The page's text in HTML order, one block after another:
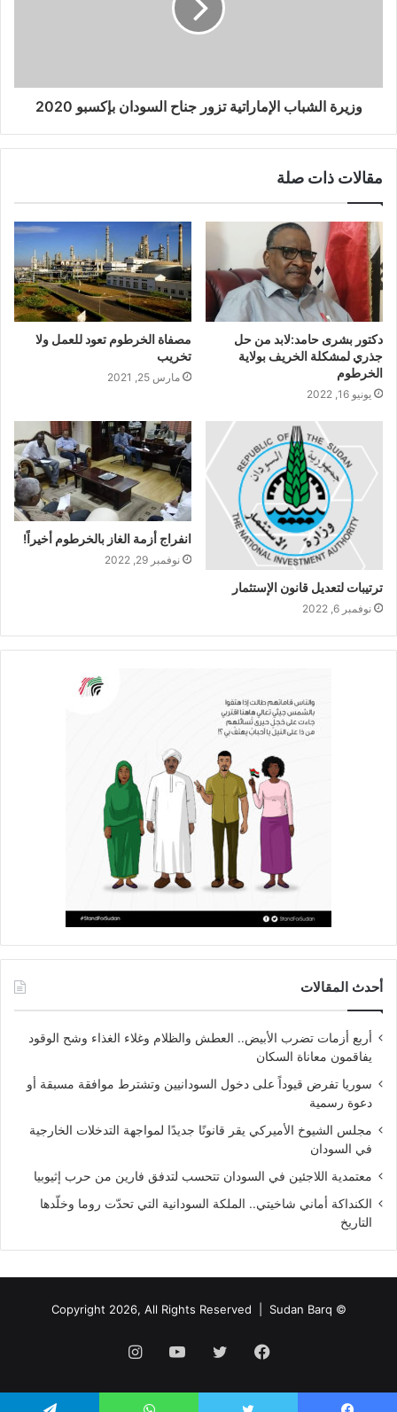
وزيرة الشباب الإماراتية تزور جناح السودان بإكسبو 2020
مقالات ذات صلة
دكتور بشرى حامد:لابد من حل
جذري لمشكلة الخريف بولاية
الخرطوم
يونيو 16, 2022
مصفاة الخرطوم تعود للعمل ولا
تخريب
مارس 25, 2021
ترتيبات لتعديل قانون الإستثمار
نوفمبر 6, 2022
انفراج أزمة الغاز بالخرطوم أخيراً!
نوفمبر 29, 2022
أحدث المقالات
أربع أزمات تضرب الأبيض.. العطش والظلام وغلاء الغذاء وشح الوقود
يفاقمون معاناة السكان
سوريا تفرض قيوداً على دخول السودانيين وتشترط موافقة مسبقة أو
دعوة رسمية
مجلس الشيوخ الأميركي يقر قانونًا جديدًا لمواجهة التدخلات الخارجية
في السودان
معتمدية اللاجئين في السودان تتحسب لتدفق فارين من حرب إثيوبيا
الكنداكة أماني شاخيتي.. الملكة السودانية التي تحدّت روما وخلّدها
التاريخ
© Copyright 2026, All Rights Reserved |
Sudan Barq
فيسبوك تويتر يوتيوبانستقرام